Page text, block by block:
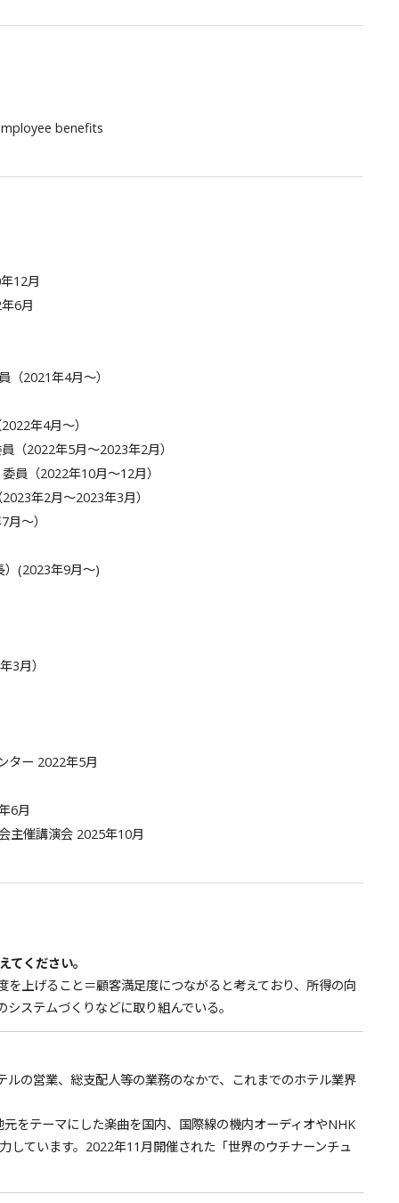
benefits
12月
6月
2021年4月～）
年4月～）
（2022年5月～2023年2月）
員（2022年10月～12月）
年2月～2023年3月）
～）
）(2023年9月～)
3月）
ター 2022年5月
6月
主催講演会 2025年10月
てください。
上げること＝顧客満足度につながると考えており、所得の向
ステムづくりなどに取り組んでいる。
の営業、総支配人等の業務のなかで、これまでのホテル業界
をテーマにした楽曲を国内、国際線の機内オーディオやNHK
しています。2022年11月開催された「世界のウチナーンチュ